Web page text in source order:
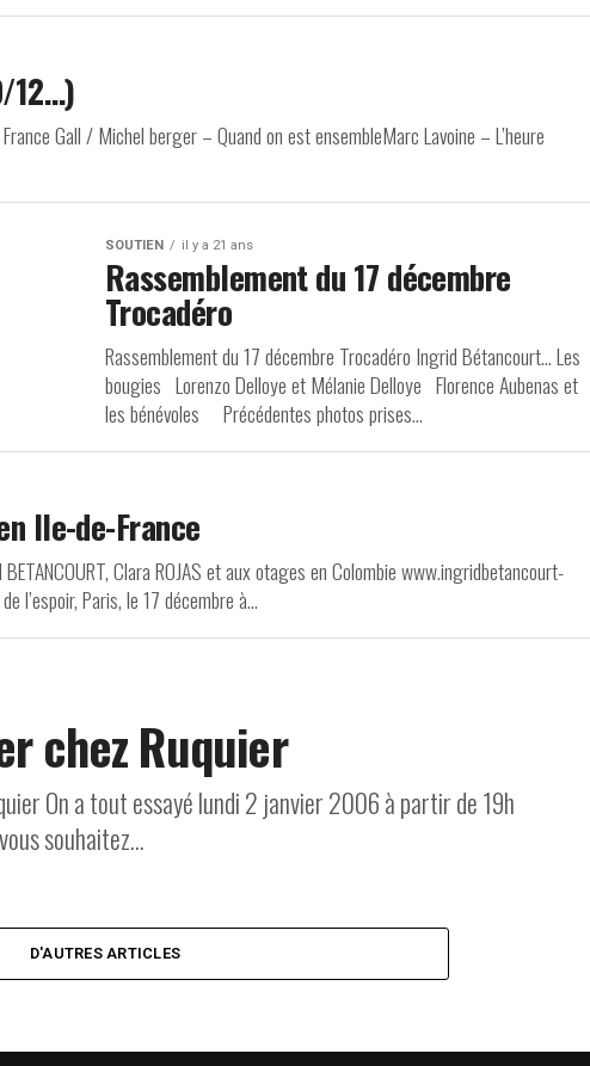
12…)
Gall / Michel berger – Quand on est ensembleMarc Lavoine – L’heure
SOUTIEN il y a 21 ans
Rassemblement du 17 décembre
Trocadéro
Rassemblement du 17 décembre Trocadéro Ingrid Bétancourt… Les
bougies Lorenzo Delloye et Mélanie Delloye Florence Aubenas et
les bénévoles Précédentes photos prises...
Ile-de-France
Clara ROJAS et aux otages en Colombie www.ingridbetancourt-
l’espoir, Paris, le 17 décembre à...
chez Ruquier
On a tout essayé lundi 2 janvier 2006 à partir de 19h
souhaitez...
D'AUTRES ARTICLES